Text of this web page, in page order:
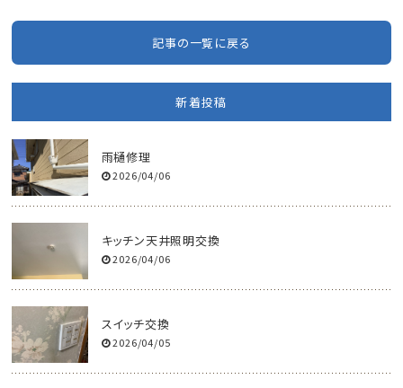
記事の一覧に戻る
新着投稿
雨樋修理
2026/04/06
キッチン天井照明交換
2026/04/06
スイッチ交換
2026/04/05